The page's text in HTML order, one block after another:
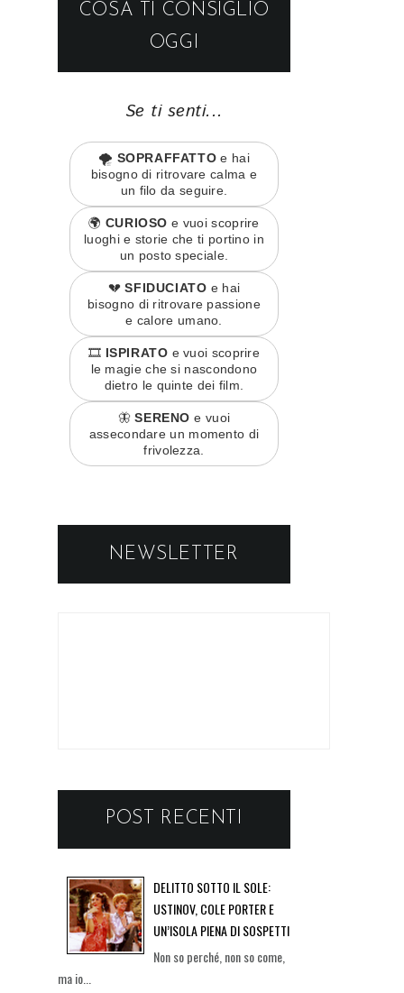
COSA TI CONSIGLIO
OGGI
Se ti senti...
🌪️ SOPRAFFATTO e hai
bisogno di ritrovare calma e
un filo da seguire.
🌍 CURIOSO e vuoi scoprire
luoghi e storie che ti portino in
un posto speciale.
💔SFIDUCIATO e hai
bisogno di ritrovare passione
e calore umano.
🎞️ ISPIRATO e vuoi scoprire
le magie che si nascondono
dietro le quinte dei film.
🦋SERENO e vuoi
assecondare un momento di
frivolezza.
NEWSLETTER
POST RECENTI
DELITTO SOTTO IL SOLE:
USTINOV, COLE PORTER E
UN’ISOLA PIENA DI SOSPETTI
Non so perché, non so come,
ma io...